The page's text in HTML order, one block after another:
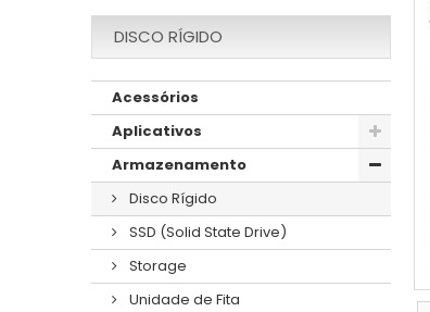
DISCO RÍGIDO
Acessórios
Aplicativos
Armazenamento
Disco Rígido
SSD (Solid State Drive)
Storage
Unidade de Fita